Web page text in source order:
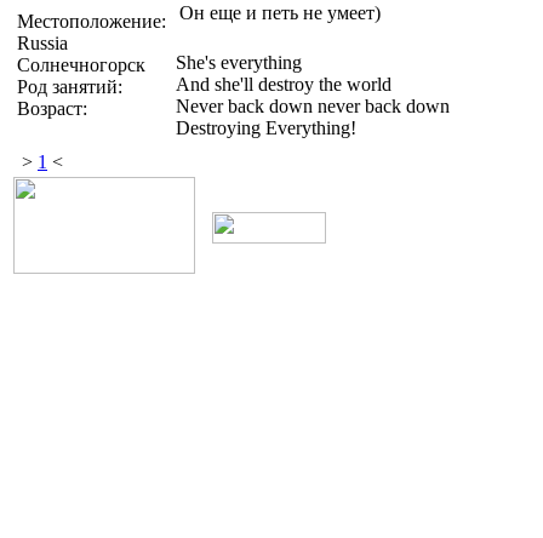
Местоположение:
Russia
Солнечногорск
Род занятий:
Возраст:
Он еще и петь не умеет)
She's everything
And she'll destroy the world
Never back down never back down
Destroying Everything!
> 1 <